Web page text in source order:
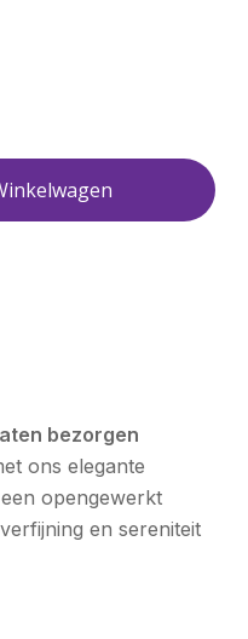
bezorgen
ons elegante
opengewerkt
en sereniteit